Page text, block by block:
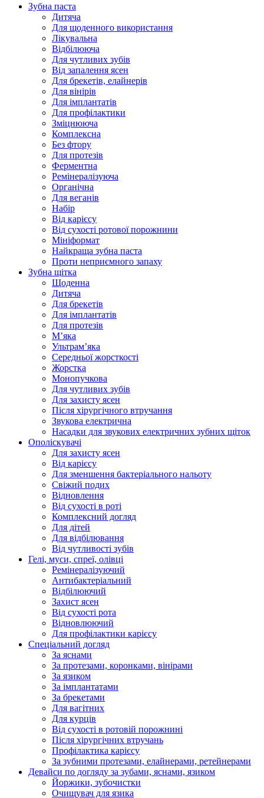
Зубна паста
Дитяча
Для щоденного використання
Лікувальна
Відбілююча
Для чутливих зубів
Від запалення ясен
Для брекетів, елайнерів
Для вінірів
Для імплантатів
Для профілактики
Зміцнююча
Комплексна
Без фтору
Для протезів
Ферментна
Ремінералізуюча
Органічна
Для веганів
Набір
Від карієсу
Від сухості ротової порожнини
Мініформат
Найкраща зубна паста
Проти неприємного запаху
Зубна щітка
Щоденна
Дитяча
Для брекетів
Для імплантатів
Для протезів
Мʼяка
Ультрамʼяка
Середньої жорсткості
Жорстка
Монопучкова
Для чутливих зубів
Для захисту ясен
Після хірургічного втручання
Звукова електрична
Насадки для звукових електричних зубних щіток
Ополіскувачі
Для захисту ясен
Від карієсу
Для зменшення бактеріального нальоту
Свіжий подих
Відновлення
Від сухості в роті
Комплексний догляд
Для дітей
Для відбілювання
Від чутливості зубів
Гелі, муси, спреї, олівці
Ремінералізуючий
Антибактеріальний
Відбілюючий
Захист ясен
Від сухості рота
Відновлюючий
Для профілактики карієсу
Спеціальний догляд
За яснами
За протезами, коронками, вінірами
За язиком
За імплантатами
За брекетами
Для вагітних
Для курців
Від сухості в ротовій порожнині
Після хірургічних втручань
Профілактика карієсу
За зубними протезами, елайнерами, ретейнерами
Девайси по догляду за зубами, яснами, язиком
Йоржики, зубочистки
Очищувач для язика